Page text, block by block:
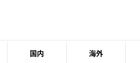
国内 海外